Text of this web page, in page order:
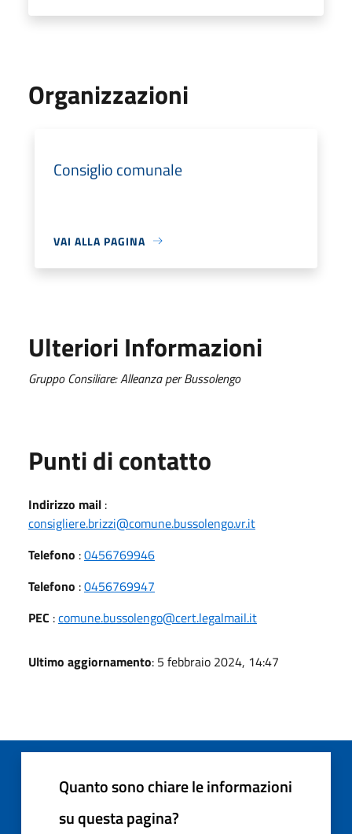
Organizzazioni
Consiglio comunale
VAI ALLA PAGINA
Ulteriori Informazioni
Gruppo Consiliare: Alleanza per Bussolengo
Punti di contatto
Indirizzo mail :
consigliere.brizzi@comune.bussolengo.vr.it
Telefono :0456769946
Telefono :0456769947
PEC :comune.bussolengo@cert.legalmail.it
Ultimo aggiornamento: 5 febbraio 2024, 14:47
Quanto sono chiare le informazioni
su questa pagina?